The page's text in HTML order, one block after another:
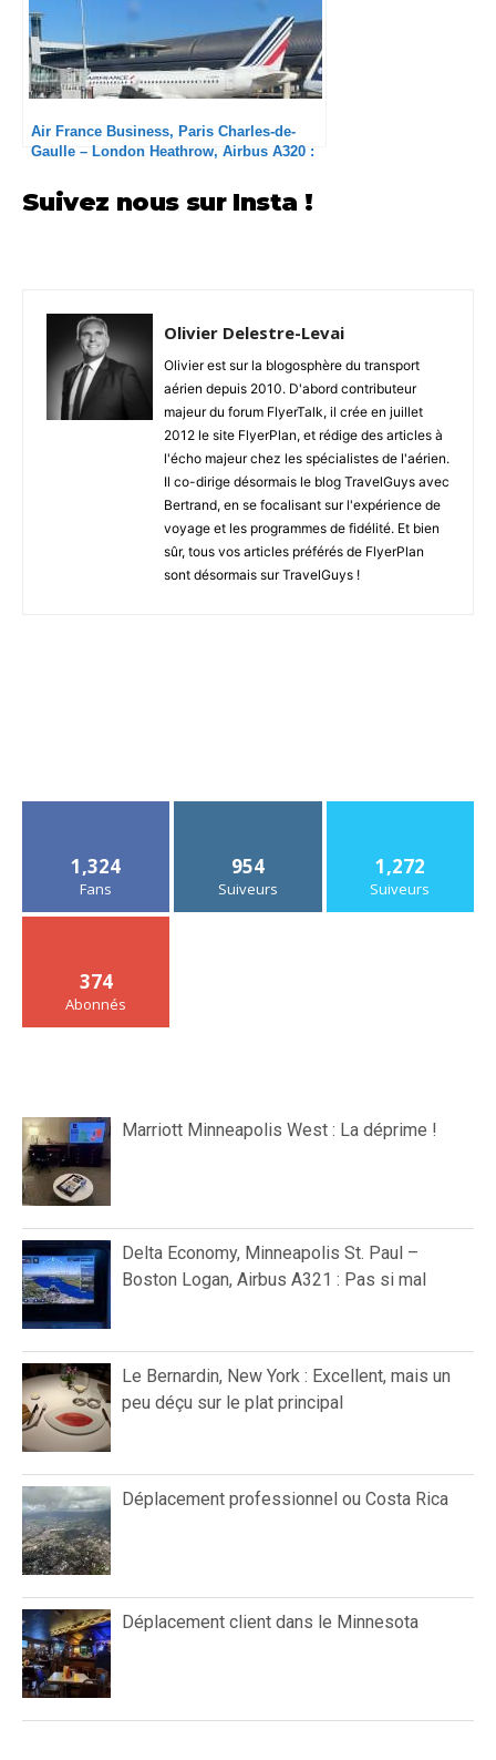
Air France Business, Paris Charles-de-
Gaulle – London Heathrow, Airbus A320 :
Suivez nous sur Insta !
Olivier Delestre-Levai
Olivier est sur la blogosphère du transport
aérien depuis 2010. D'abord contributeur
majeur du forum FlyerTalk, il crée en juillet
2012 le site FlyerPlan, et rédige des articles à
l'écho majeur chez les spécialistes de l'aérien.
Il co-dirige désormais le blog TravelGuys avec
Bertrand, en se focalisant sur l'expérience de
voyage et les programmes de fidélité. Et bien
sûr, tous vos articles préférés de FlyerPlan
sont désormais sur TravelGuys !
1,324
Fans
954
Suiveurs
1,272
Suiveurs
374
Abonnés
Marriott Minneapolis West : La déprime !
Delta Economy, Minneapolis St. Paul –
Boston Logan, Airbus A321 : Pas si mal
Le Bernardin, New York : Excellent, mais un
peu déçu sur le plat principal
Déplacement professionnel ou Costa Rica
Déplacement client dans le Minnesota